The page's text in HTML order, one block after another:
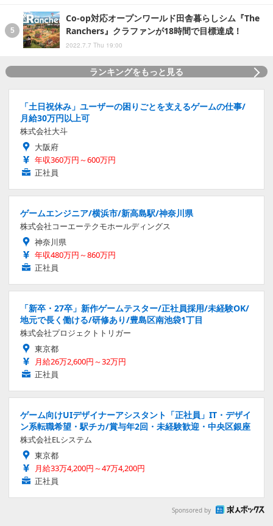
Co-op対応オープンワールド田舎暮らしシム『The
Ranchers』クラファンが18時間で目標達成！
2022.7.7 Thu 19:00
ランキングをもっと見る
「土日祝休み」ユーザーの困りごとを支えるゲームの仕事/
月給30万円以上可
株式会社大斗
大阪府
年収360万円～600万円
正社員
ゲームエンジニア/横浜市/新高島駅/神奈川県
株式会社コーエーテクモホールディングス
神奈川県
年収480万円～860万円
正社員
「新卒・27卒」新作ゲームテスター/正社員採用/未経験OK/
地元で長く働ける/研修あり/豊島区南池袋1丁目
株式会社プロジェクトトリガー
東京都
月給26万2,600円～32万円
正社員
ゲーム向けUIデザイナーアシスタント「正社員」IT・デザイ
ン系転職希望・駅チカ/賞与年2回・未経験歓迎・中央区銀座
株式会社ELシステム
東京都
月給33万4,200円～47万4,200円
正社員
Sponsored by